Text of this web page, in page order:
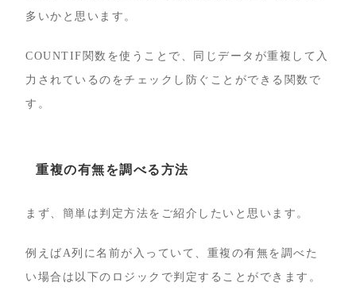
多いかと思います。
COUNTIF関数を使うことで、同じデータが重複して入
力されているのをチェックし防ぐことができる関数で
す。
重複の有無を調べる方法
まず、簡単は判定方法をご紹介したいと思います。
例えばA列に名前が入っていて、重複の有無を調べた
い場合は以下のロジックで判定することができます。